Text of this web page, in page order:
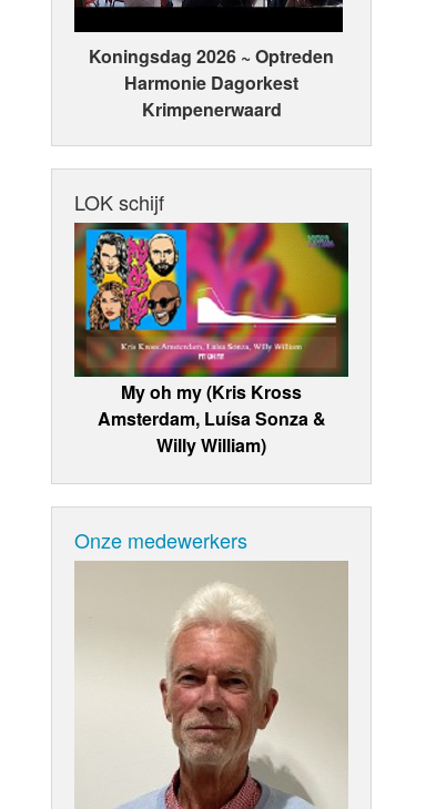
Koningsdag 2026 ~ Optreden
Harmonie Dagorkest
Krimpenerwaard
LOK schijf
My oh my (Kris Kross
Amsterdam, Luísa Sonza &
Willy William)
Onze medewerkers